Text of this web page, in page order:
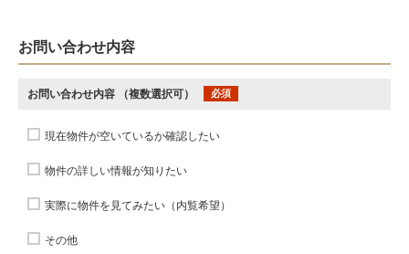
お問い合わせ内容
お問い合わせ内容 （複数選択可） 必須
現在物件が空いているか確認したい
物件の詳しい情報が知りたい
実際に物件を見てみたい（内覧希望）
その他